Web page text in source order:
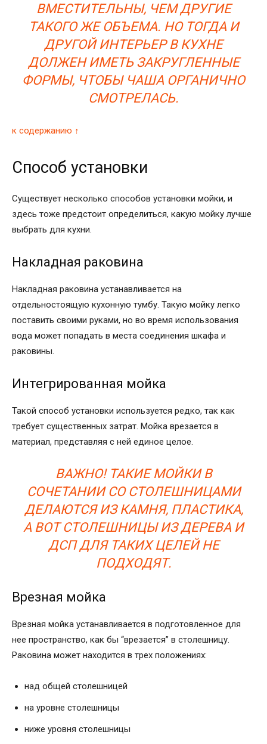
ВМЕСТИТЕЛЬНЫ, ЧЕМ ДРУГИЕ
ТАКОГО ЖЕ ОБЪЕМА. НО ТОГДА И
ДРУГОЙ ИНТЕРЬЕР В КУХНЕ
ДОЛЖЕН ИМЕТЬ ЗАКРУГЛЕННЫЕ
ФОРМЫ, ЧТОБЫ ЧАША ОРГАНИЧНО
СМОТРЕЛАСЬ.
к содержанию ↑
Способ установки
Существует несколько способов установки мойки, и
здесь тоже предстоит определиться, какую мойку лучше
выбрать для кухни.
Накладная раковина
Накладная раковина устанавливается на
отдельностоящую кухонную тумбу. Такую мойку легко
поставить своими руками, но во время использования
вода может попадать в места соединения шкафа и
раковины.
Интегрированная мойка
Такой способ установки используется редко, так как
требует существенных затрат. Мойка врезается в
материал, представляя с ней единое целое.
ВАЖНО! ТАКИЕ МОЙКИ В
СОЧЕТАНИИ СО СТОЛЕШНИЦАМИ
ДЕЛАЮТСЯ ИЗ КАМНЯ, ПЛАСТИКА,
А ВОТ СТОЛЕШНИЦЫ ИЗ ДЕРЕВА И
ДСП ДЛЯ ТАКИХ ЦЕЛЕЙ НЕ
ПОДХОДЯТ.
Врезная мойка
Врезная мойка устанавливается в подготовленное для
нее пространство, как бы “врезается” в столешницу.
Раковина может находится в трех положениях:
над общей столешницей
на уровне столешницы
ниже уровня столешницы